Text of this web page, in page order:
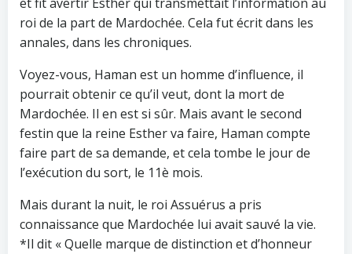
roi de la part de Mardochée. Cela fut écrit dans les
annales, dans les chroniques.
Voyez-vous, Haman est un homme d’influence, il
pourrait obtenir ce qu’il veut, dont la mort de
Mardochée. Il en est si sûr. Mais avant le second
festin que la reine Esther va faire, Haman compte
faire part de sa demande, et cela tombe le jour de
l’exécution du sort, le 11è mois.
Mais durant la nuit, le roi Assuérus a pris
connaissance que Mardochée lui avait sauvé la vie.
*Il dit « Quelle marque de distinction et d’honneur